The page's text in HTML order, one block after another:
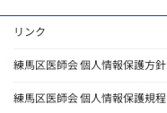
リンク
練馬区医師会 個人情報保護方針
練馬区医師会 個人情報保護規程